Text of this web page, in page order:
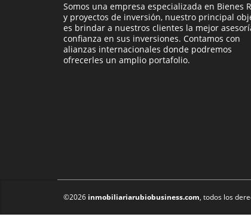
Somos una empresa especializada en Bienes
y proyectos de inversión, nuestro principal
es brindar a nuestros clientes la mejor
confianza en sus inversiones. Contamos con
alianzas internacionales donde podremos
ofrecerles un amplio portafolio.
©2026 inmobiliariarubiobusiness.com, todos los